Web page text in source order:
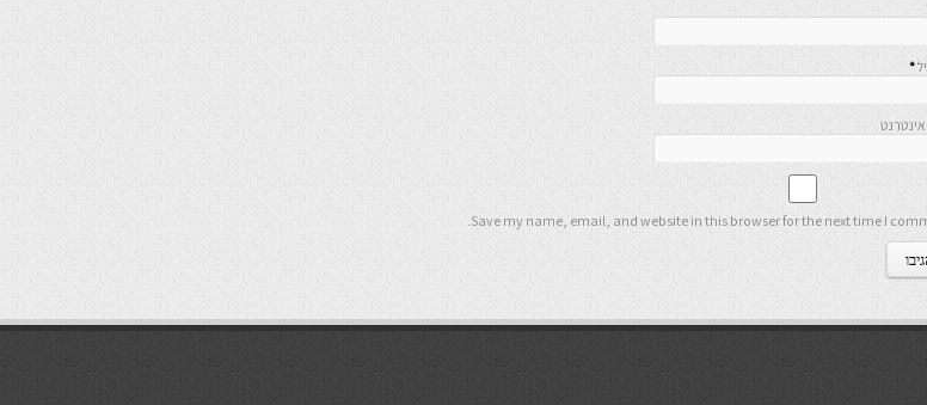
*
Save my name, email, and website in this browser for the next time I